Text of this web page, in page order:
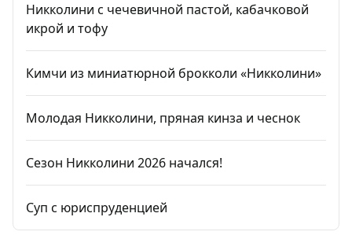
Никколини с чечевичной пастой, кабачковой
икрой и тофу
Кимчи из миниатюрной брокколи «Никколини»
Молодая Никколини, пряная кинза и чеснок
Сезон Никколини 2026 начался!
Суп с юриспруденцией